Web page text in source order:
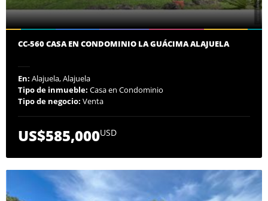
CC-560 CASA EN CONDOMINIO LA GUÁCIMA ALAJUELA
En: Alajuela, Alajuela
Tipo de inmueble: Casa en Condominio
Tipo de negocio: Venta
US$585,000USD